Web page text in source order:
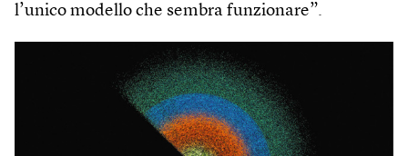
l’unico modello che sembra funzionare”.